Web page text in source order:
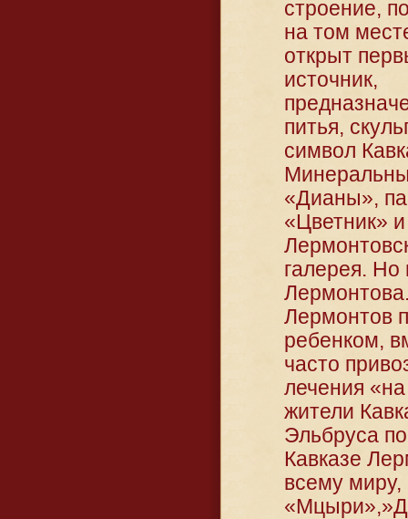
строение,
на том
открыт
источник,
питья,
символ
«Дианы»,
«Цветник» и
галерея. Но
Лермонтов
ребенком,
часто
лечения
жители
Эльбруса
Кавказе
всему миру,